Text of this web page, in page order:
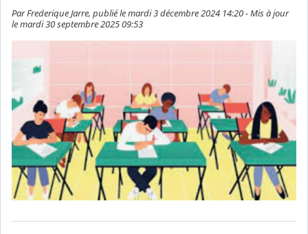
Par Frederique Jarre, publié le mardi 3 décembre 2024 14:20 - Mis à jour
le mardi 30 septembre 2025 09:53